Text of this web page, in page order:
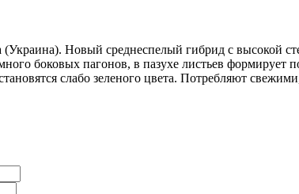
(Украина). Новый среднеспелый гибрид с высокой
боковых пагонов, в пазухе листьев
слабо зеленого цвета. Потребляют